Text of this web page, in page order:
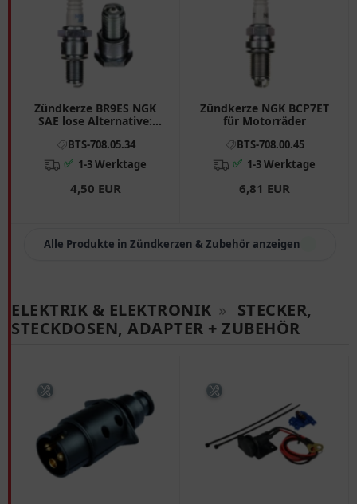
Zündkerze BR9ES NGK
SAE lose Alternative:
Piaggio Free, Zip, TPH
BTS-708.05.34
✅ 1-3 Werktage
4,50 EUR
Zündkerze NGK BCP7ET
für Motorräder
BTS-708.00.45
✅ 1-3 Werktage
6,81 EUR
Alle Produkte in Zündkerzen & Zubehör anzeigen
ELEKTRIK & ELEKTRONIK » STECKER,
STECKDOSEN, ADAPTER + ZUBEHÖR